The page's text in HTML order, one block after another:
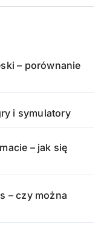
– porównanie
i symulatory
– jak się
– czy można